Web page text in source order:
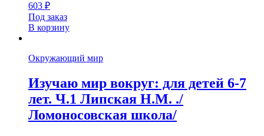
603 ₽
Под заказ
В корзину
Окружающий мир
Изучаю мир вокруг: для детей 6-7
лет. Ч.1 Липская Н.М. ./
Ломоносовская школа/